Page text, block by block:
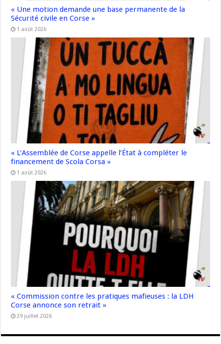
« Une motion demande une base permanente de la
Sécurité civile en Corse »
1 août 2026
« L’Assemblée de Corse appelle l’État à compléter le
financement de Scola Corsa »
1 août 2026
« Commission contre les pratiques mafieuses : la LDH
Corse annonce son retrait »
29 juillet 2026